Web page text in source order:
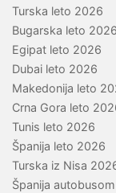
Turska leto 2026
Bugarska leto 2026
Egipat leto 2026
Dubai leto 2026
Makedonija leto
Crna Gora leto
Tunis leto 2026
Španija leto 2026
Turska iz Nisa
Španija